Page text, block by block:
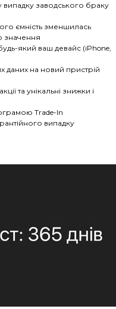
випадку заводського браку
ємність зменшилась
значення
який ваш девайс (iPhone,
на новий пристрій
та унікальні знижки і
Trade-In
випадку